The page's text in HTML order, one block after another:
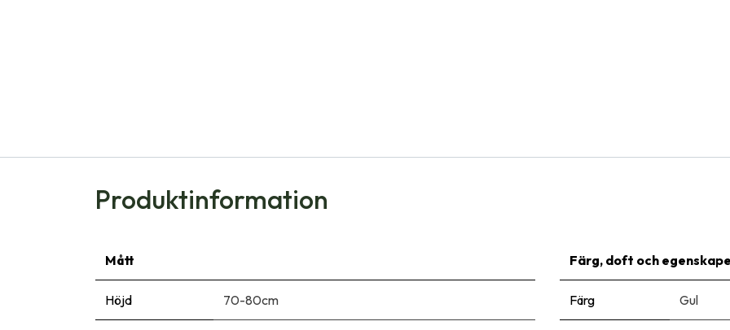
Produktinformation
Mått
Höjd 70-80cm
Färg, doft och
Färg Gul